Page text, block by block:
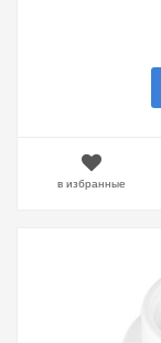
в избранные